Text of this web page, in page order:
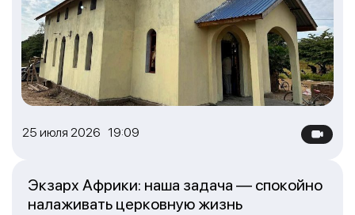
25 июля 2026 19:09
Экзарх Африки: наша задача — спокойно
налаживать церковную жизнь